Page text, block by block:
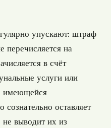
упускают: штраф
перечисляется на
в счёт
услуги или
имеющейся
сознательно оставляет
выводит их из